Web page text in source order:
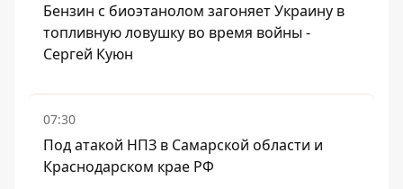
Бензин с биоэтанолом загоняет Украину в
топливную ловушку во время войны -
Сергей Куюн
07:30
Под атакой НПЗ в Самарской области и
Краснодарском крае РФ